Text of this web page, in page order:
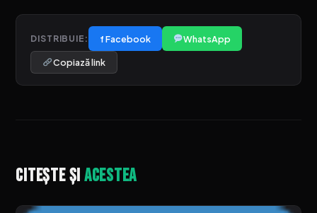
DISTRIBUIE: f Facebook WhatsApp
Copiază link
Citește șiacestea